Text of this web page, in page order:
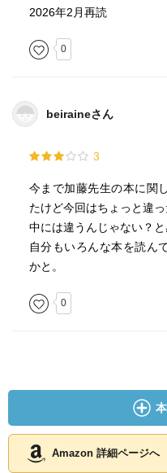
2026年2月再読
0
beiraineさん
3
今まで加藤先生の本に関
たけど今回はちょっと違っ
中には違うんじゃない？と
自分もいろんな本を読ん
かと。
0
Amazon 詳細ページへ